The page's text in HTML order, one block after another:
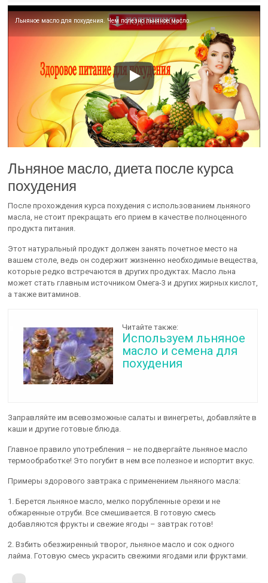
Льняное масло для похудения. Чем полезно льняное масло.
Льняное масло, диета после курса
похудения
После прохождения курса похудения с использованием льняного
масла, не стоит прекращать его прием в качестве полноценного
продукта питания.
Этот натуральный продукт должен занять почетное место на
вашем столе, ведь он содержит жизненно необходимые вещества,
которые редко встречаются в других продуктах. Масло льна
может стать главным источником Омега-3 и других жирных кислот,
а также витаминов.
Читайте также:
Используем льняное
масло и семена для
похудения
Заправляйте им всевозможные салаты и винегреты, добавляйте в
каши и другие готовые блюда.
Главное правило употребления – не подвергайте льняное масло
термообработке! Это погубит в нем все полезное и испортит вкус.
Примеры здорового завтрака с применением льняного масла:
1. Берется льняное масло, мелко порубленные орехи и не
обжаренные отруби. Все смешивается. В готовую смесь
добавляются фрукты и свежие ягоды – завтрак готов!
2. Взбить обезжиренный творог, льняное масло и сок одного
лайма. Готовую смесь украсить свежими ягодами или фруктами.